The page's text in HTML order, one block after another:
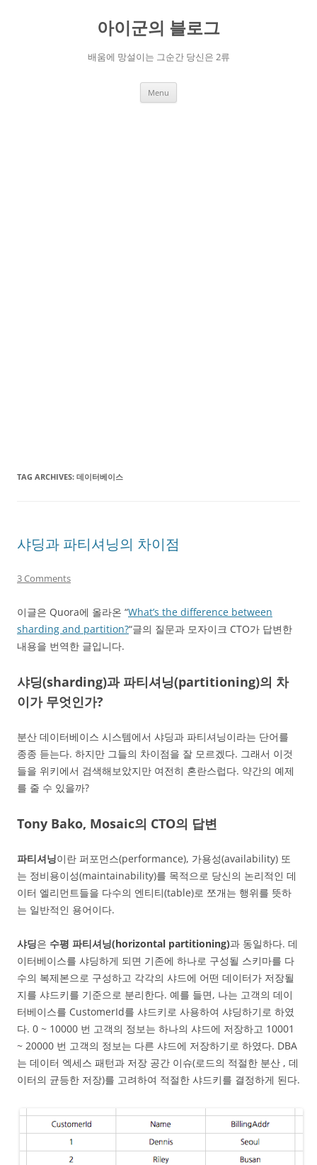
아이군의 블로그
배움에 망설이는 그순간 당신은 2류
Menu
TAG ARCHIVES: 데이터베이스
샤딩과 파티셔닝의 차이점
3 Comments
이글은 Quora에 올라온 “What’s the difference between
sharding and partition?“글의 질문과 모자이크 CTO가 답변한
내용을 번역한 글입니다.
샤딩(sharding)과 파티셔닝(partitioning)의 차
이가 무엇인가?
분산 데이터베이스 시스템에서 샤딩과 파티셔닝이라는 단어를
종종 듣는다. 하지만 그들의 차이점을 잘 모르겠다. 그래서 이것
들을 위키에서 검색해보았지만 여전히 혼란스럽다. 약간의 예제
를 줄 수 있을까?
Tony Bako, Mosaic의 CTO의 답변
파티셔닝이란 퍼포먼스(performance), 가용성(availability) 또
는 정비용이성(maintainability)를 목적으로 당신의 논리적인 데
이터 엘리먼트들을 다수의 엔티티(table)로 쪼개는 행위를 뜻하
는 일반적인 용어이다.
샤딩은 수평 파티셔닝(horizontal partitioning)과 동일하다. 데
이터베이스를 샤딩하게 되면 기존에 하나로 구성될 스키마를 다
수의 복제본으로 구성하고 각각의 샤드에 어떤 데이터가 저장될
지를 샤드키를 기준으로 분리한다. 예를 들면, 나는 고객의 데이
터베이스를 CustomerId를 샤드키로 사용하여 샤딩하기로 하였
다. 0 ~ 10000 번 고객의 정보는 하나의 샤드에 저장하고 10001
~ 20000 번 고객의 정보는 다른 샤드에 저장하기로 하였다. DBA
는 데이터 엑세스 패턴과 저장 공간 이슈(로드의 적절한 분산 , 데
이터의 균등한 저장)를 고려하여 적절한 샤드키를 결정하게 된다.